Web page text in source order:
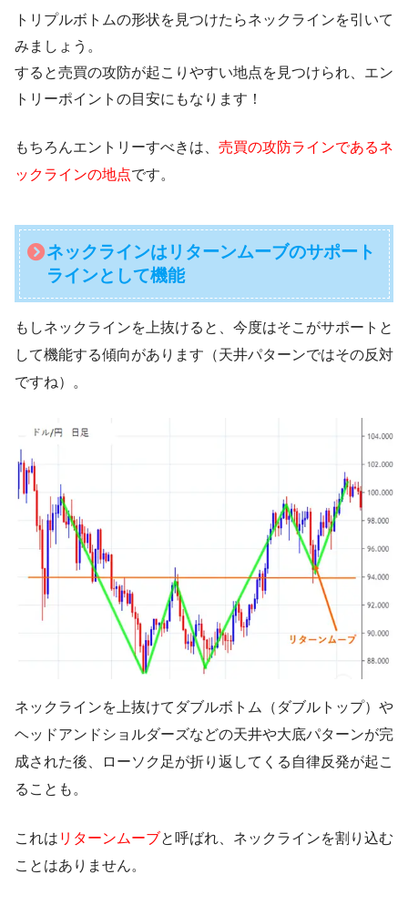
トリプルボトムの形状を見つけたらネックラインを引いて
みましょう。
すると売買の攻防が起こりやすい地点を見つけられ、エン
トリーポイントの目安にもなります！
もちろんエントリーすべきは、 売買の攻防ラインであるネ
ックラインの地点です。
ネックラインはリターンムーブのサポート
ラインとして機能
もしネックラインを上抜けると、今度はそこがサポートと
して機能する傾向があります（天井パターンではその反対
ですね）。
ネックラインを上抜けてダブルボトム（ダブルトップ）や
ヘッドアンドショルダーズなどの天井や大底パターンが完
成された後、ローソク足が折り返してくる自律反発が起こ
ることも。
これは リターンムーブと呼ばれ、ネックラインを割り込む
ことはありません。